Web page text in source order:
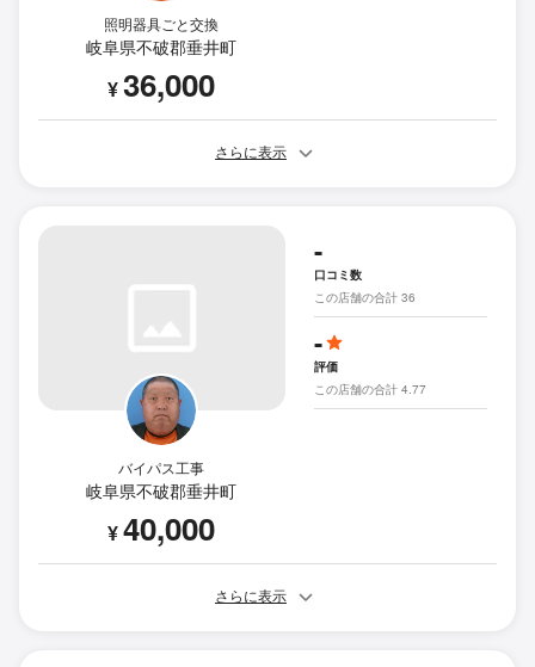
照明器具ごと交換
岐阜県不破郡垂井町
¥36,000
さらに表示
バイパス工事
岐阜県不破郡垂井町
¥40,000
-
口コミ数
この店舗の合計 36
-
評価
この店舗の合計 4.77
さらに表示